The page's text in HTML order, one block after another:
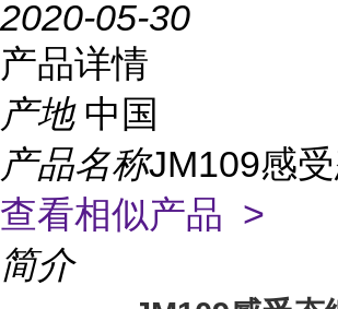
2020-05-30
产品详情
产地 中国
产品名称JM109感
查看相似产品 >
简介